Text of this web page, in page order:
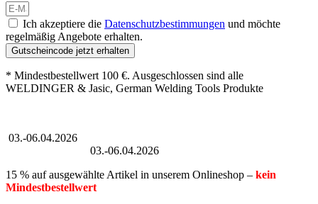
Ich akzeptiere die Datenschutzbestimmungen und möchte
regelmäßig Angebote erhalten.
Gutscheincode jetzt erhalten
* Mindestbestellwert 100 €. Ausgeschlossen sind alle
WELDINGER & Jasic, German Welding Tools Produkte
03.-06.04.2026
03.-06.04.2026
15 % auf ausgewählte Artikel in unserem Onlineshop – kein
Mindestbestellwert